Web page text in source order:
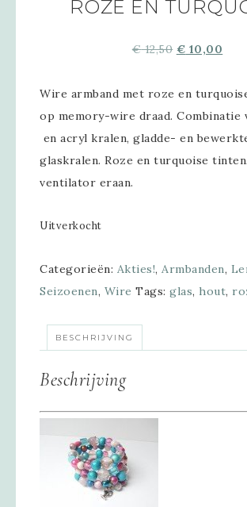
ROZE EN
€12,50 € 10,00
Wire armband met roze en
op memory-wire draad. Combinatie
en acryl kralen, gladde- en
glaskralen. Roze en turquoise
ventilator eraan.
Uitverkocht
Categorieën: Akties!, Armbanden,
Seizoenen, Wire Tags: glas, hout,
BESCHRIJVING
Beschrijving